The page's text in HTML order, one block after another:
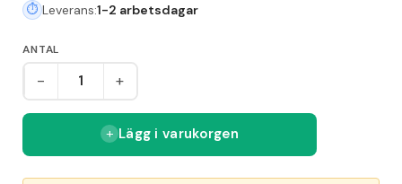
Leverans:1-2 arbetsdagar
ANTAL
- +
Lägg i varukorgen